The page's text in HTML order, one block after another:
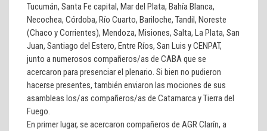
Tucumán, Santa Fe capital, Mar del Plata, Bahía Blanca,
Necochea, Córdoba, Río Cuarto, Bariloche, Tandil, Noreste
(Chaco y Corrientes), Mendoza, Misiones, Salta, La Plata, San
Juan, Santiago del Estero, Entre Ríos, San Luis y CENPAT,
junto a numerosos compañeros/as de CABA que se
acercaron para presenciar el plenario. Si bien no pudieron
hacerse presentes, también enviaron las mociones de sus
asambleas los/as compañeros/as de Catamarca y Tierra del
Fuego.
En primer lugar, se acercaron compañeros de AGR Clarín, a